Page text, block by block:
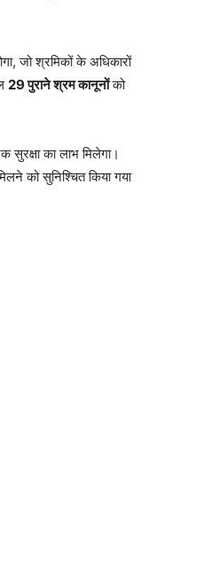
जो श्रमिकों के अधिकारों
29 पुराने श्रम कानूनोंको
का लाभ मिलेगा।
को सुनिश्चित किया गया